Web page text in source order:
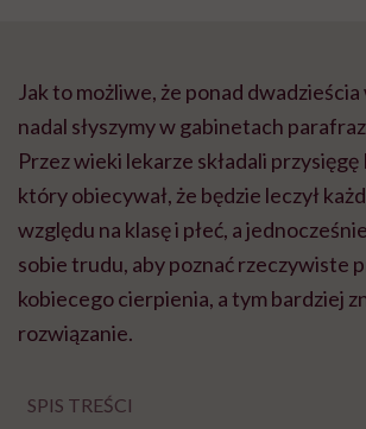
Jak to możliwe, że ponad dwadzieścia
nadal słyszymy w gabinetach
Przez wieki lekarze składali
który obiecywał, że będzie leczył
względu na klasę i płeć, a
sobie trudu, aby poznać rzeczywiste
kobiecego cierpienia, a tym bardziej
rozwiązanie.
SPIS TREŚCI